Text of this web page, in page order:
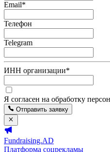
Email*
Телефон
Telegram
ИНН организации*
Я согласен на обработку
Отправить заявку
Fundraising.AD
Платформа соцрекламы